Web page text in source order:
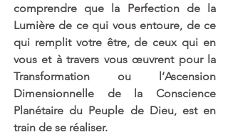
comprendre que la Perfection de la
Lumière de ce qui vous entoure, de ce
qui remplit votre être, de ceux qui en
vous et à travers vous œuvrent pour la
Transformation ou l’Ascension
Dimensionnelle de la Conscience
Planétaire du Peuple de Dieu, est en
train de se réaliser.